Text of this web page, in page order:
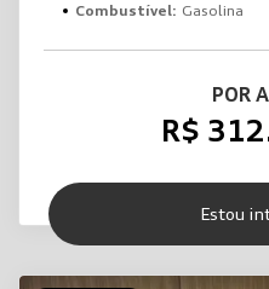
Combustível: Gasolina
POR
R$
Estou